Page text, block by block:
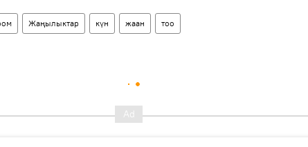
Жаңылыктар күн жаан тоо